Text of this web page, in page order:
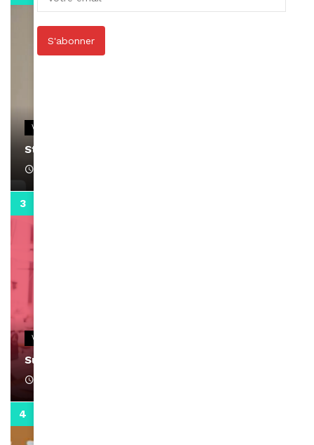
VIDEOS
Stacy passe un message
VIDEOS
Support Black Business Wee-kend
S'abonner